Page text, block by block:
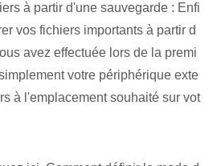
à partir d'une sauvegarde : Enfi
vos fichiers importants à partir d
avez effectuée⁤ lors de la premi
votre périphérique exte
à l'emplacement souhaité sur vot